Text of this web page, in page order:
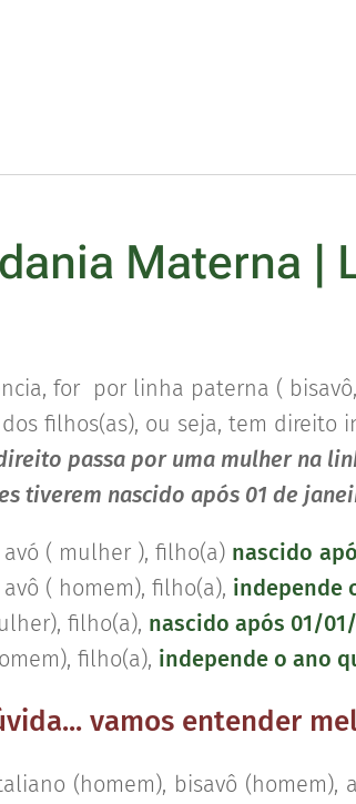
Materna |
for por linha paterna (
filhos(as), ou seja, tem
passa por uma mulher na
tiverem nascido após 01 de
( mulher ), filho(a) nascido
( homem), filho(a), independe
filho(a), nascido após 01/
filho(a), independe o ano
vamos entender
(homem), bisavô